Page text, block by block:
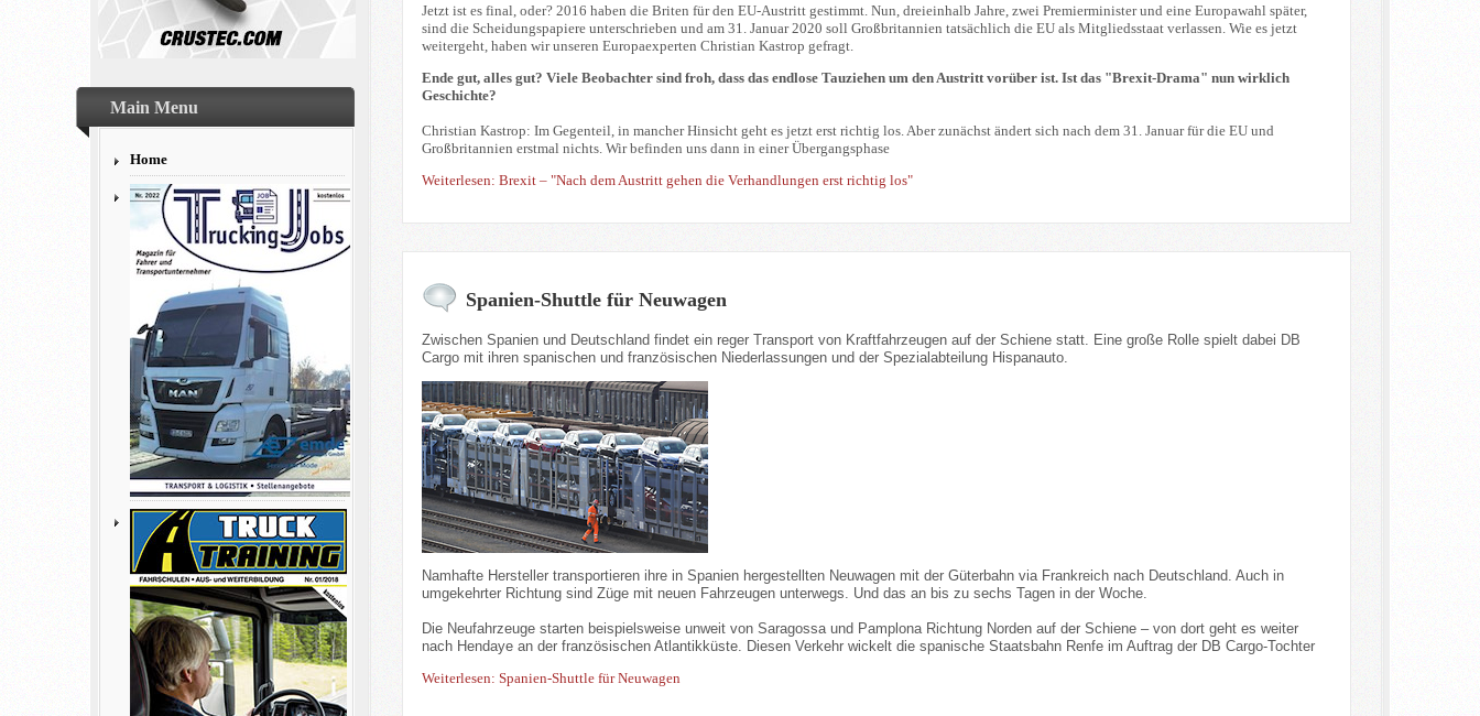
Main Menu
Home
Jetzt ist es final, oder? 2016 haben die Briten für den EU-Austritt gestimmt. Nun, dreieinhalb Jahre, zwei Premierminister und eine Europawahl später,
sind die Scheidungspapiere unterschrieben und am 31. Januar 2020 soll Großbritannien tatsächlich die EU als Mitgliedsstaat verlassen. Wie es jetzt
weitergeht, haben wir unseren Europaexperten Christian Kastrop gefragt.
Ende gut, alles gut? Viele Beobachter sind froh, dass das endlose Tauziehen um den Austritt vorüber ist. Ist das "Brexit-Drama" nun wirklich
Geschichte?
Christian Kastrop: Im Gegenteil, in mancher Hinsicht geht es jetzt erst richtig los. Aber zunächst ändert sich nach dem 31. Januar für die EU und
Großbritannien erstmal nichts. Wir befinden uns dann in einer Übergangsphase
Weiterlesen: Brexit – "Nach dem Austritt gehen die Verhandlungen erst richtig los"
Spanien-Shuttle für Neuwagen
Zwischen Spanien und Deutschland findet ein reger Transport von Kraftfahrzeugen auf der Schiene statt. Eine große Rolle spielt dabei DB
Cargo mit ihren spanischen und französischen Niederlassungen und der Spezialabteilung Hispanauto.
Namhafte Hersteller transportieren ihre in Spanien hergestellten Neuwagen mit der Güterbahn via Frankreich nach Deutschland. Auch in
umgekehrter Richtung sind Züge mit neuen Fahrzeugen unterwegs. Und das an bis zu sechs Tagen in der Woche.
Die Neufahrzeuge starten beispielsweise unweit von Saragossa und Pamplona Richtung Norden auf der Schiene – von dort geht es weiter
nach Hendaye an der französischen Atlantikküste. Diesen Verkehr wickelt die spanische Staatsbahn Renfe im Auftrag der DB Cargo-Tochter
Weiterlesen: Spanien-Shuttle für Neuwagen